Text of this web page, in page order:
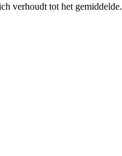
verhoudt tot het gemiddelde.